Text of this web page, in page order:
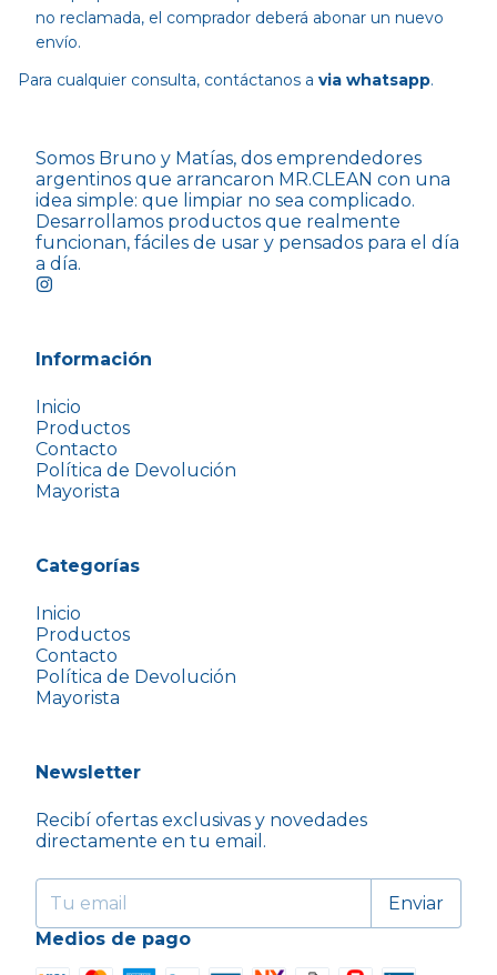
no reclamada, el comprador deberá abonar un nuevo
envío.
Para cualquier consulta, contáctanos a via whatsapp.
Somos Bruno y Matías, dos emprendedores
argentinos que arrancaron MR.CLEAN con una
idea simple: que limpiar no sea complicado.
Desarrollamos productos que realmente
funcionan, fáciles de usar y pensados para el día
a día.
Información
Inicio
Productos
Contacto
Política de Devolución
Mayorista
Categorías
Inicio
Productos
Contacto
Política de Devolución
Mayorista
Newsletter
Recibí ofertas exclusivas y novedades
directamente en tu email.
Medios de pago